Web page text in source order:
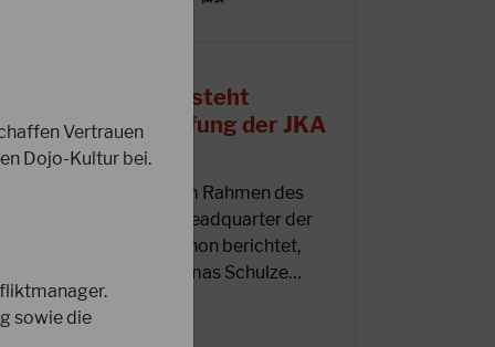
Schulze besteht
right"-Prüfung der JKA
DJKB-Mitglieder, im Rahmen des
Gasshuku im Headquarter der
in Tokio legte, wie schon berichtet,
Bundestrainer Thomas Schulze…
Vertrauen
Dojo-Kultur bei.
sowie die